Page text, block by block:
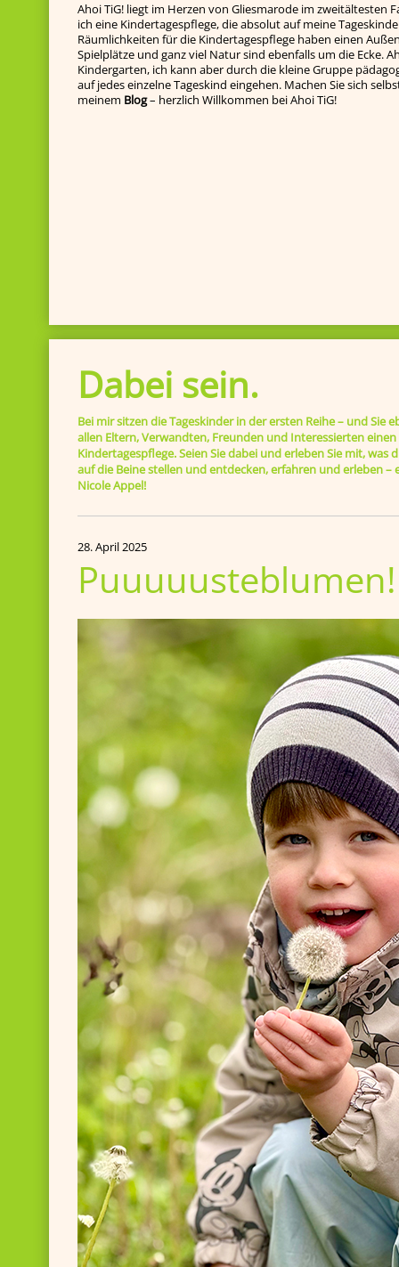
Ahoi TiG! liegt im Herzen von Gliesmarode im zweitältesten
ich eine Kindertagespflege, die absolut auf meine
Räumlichkeiten für die Kindertagespflege haben einen
Spielplätze und ganz viel Natur sind ebenfalls um die Ecke.
Kindergarten, ich kann aber durch die kleine Gruppe
auf jedes einzelne Tageskind ein­gehen. Machen Sie sich
meinem Blog– herzlich Willkommen bei Ahoi TiG!
Dabei sein.
Bei mir sitzen die Tageskinder in der ersten Reihe – und Sie
allen Eltern, Verwandten, Freunden und Interessierten
Kindertagespflege. Seien Sie dabei und erleben Sie mit, was
auf die Beine stellen und entdecken, erfahren und erleben
Nicole Appel!
28. April 2025
Puuuuusteblumen!